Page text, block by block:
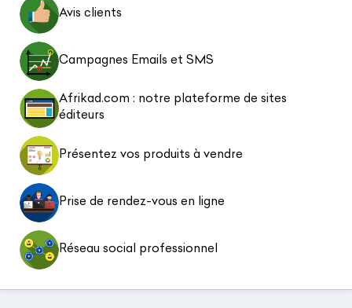
Avis clients
Campagnes Emails et SMS
Afrikad.com : notre plateforme de sites
éditeurs
Présentez vos produits à vendre
Prise de rendez-vous en ligne
Réseau social professionnel